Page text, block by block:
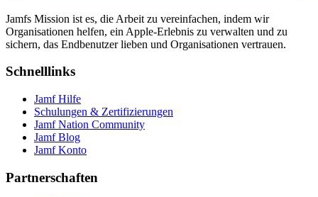
Jamfs Mission ist es, die Arbeit zu vereinfachen, indem wir
Organisationen helfen, ein Apple-Erlebnis zu verwalten und zu
sichern, das Endbenutzer lieben und Organisationen vertrauen.
Schnelllinks
Jamf Hilfe
Schulungen & Zertifizierungen
Jamf Nation Community
Jamf Blog
Jamf Konto
Partnerschaften